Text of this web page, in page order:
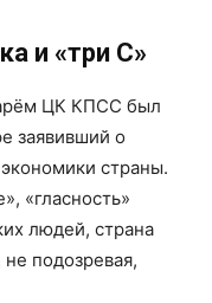
и «три С»
ЦК КПСС был
заявивший о
страны.
«гласность»
людей, страна
подозревая,